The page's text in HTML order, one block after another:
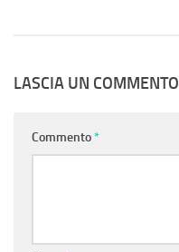
LASCIA UN COMMENTO
Commento*